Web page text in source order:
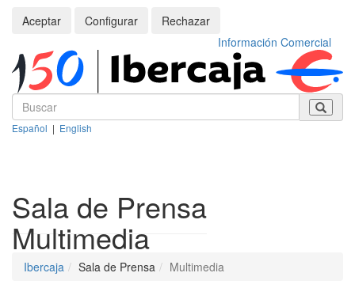
Aceptar
Configurar
Rechazar
Información Comercial
Español | English
Sala de Prensa
Multimedia
Ibercaja Sala de Prensa Multimedia